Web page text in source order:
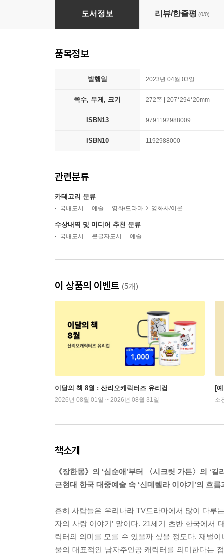
신데렐라는 없었다 (큰글자도서)
도서정보 리뷰/한줄평 (0/0)
품목정보
발행일 2023년 04월 03일
쪽수, 무게, 크기 272쪽 | 207*294*20mm
ISBN13 9791192988009
ISBN10 1192988000
관련분류
카테고리 분류
국내도서 예술 영화/드라마 영화사/이론
수상내역 및 미디어 추천 분류
국내도서 큰글자도서 예술
이 상품의 이벤트 (5개)
이달의 책 8월 : 산리오캐릭터즈 유리컵
2026년 08월 01일 ~ 2026년 08월 31일
[
소
책소개
《장한몽》의 ‘심순애’부터 〈시크릿 가든〉의 ‘길
근현대 한국 대중예술 속 ‘신데렐라 이야기’의 흐름
흔히 사람들은 우리나라 TV드라마에서 많이 다루
자의 사랑 이야기’ 말이다. 21세기 초반 한국에서
릭터의 의미를 모를 수 있을까 싶을 정도다. 재벌
물의 대표적인 남자주인공 캐릭터를 의미한다는